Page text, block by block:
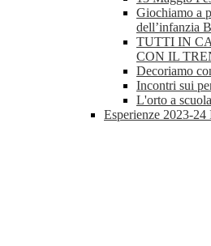
Giochiamo a
dell’infanzia
TUTTI IN
CON IL
Decoriamo
Incontri sui
L'orto a
Esperienze 2023-24